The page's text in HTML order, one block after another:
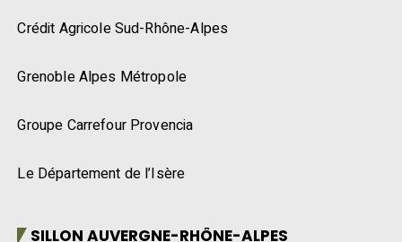
Crédit Agricole Sud-Rhône-Alpes
Grenoble Alpes Métropole
Groupe Carrefour Provencia
Le Département de l’Isère
SILLON AUVERGNE-RHÔNE-ALPES